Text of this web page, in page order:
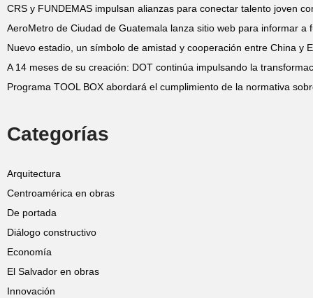
CRS y FUNDEMAS impulsan alianzas para conectar talento joven
AeroMetro de Ciudad de Guatemala lanza sitio web para informar a
Nuevo estadio, un símbolo de amistad y cooperación entre China y
A 14 meses de su creación: DOT continúa impulsando la
Programa TOOL BOX abordará el cumplimiento de la normativa
Categorías
Arquitectura
Centroamérica en obras
De portada
Diálogo constructivo
Economía
El Salvador en obras
Innovación